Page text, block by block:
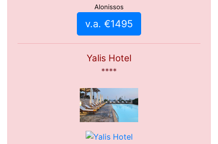
Alonissos
v.a. €1495
Yalis Hotel
****